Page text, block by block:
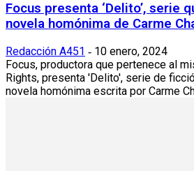
Focus presenta ‘Delito’, serie
novela homónima de Carme
Redacción A451 - 10 enero, 2024
Focus, productora que pertenece al
Rights, presenta 'Delito', serie de
novela homónima escrita por Carme